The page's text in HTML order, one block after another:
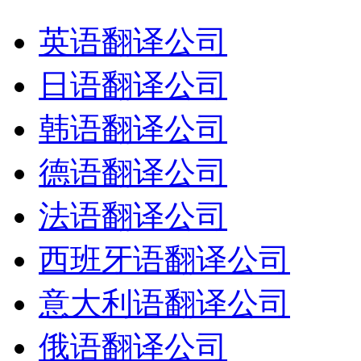
英语翻译公司
日语翻译公司
韩语翻译公司
德语翻译公司
法语翻译公司
西班牙语翻译公司
意大利语翻译公司
俄语翻译公司